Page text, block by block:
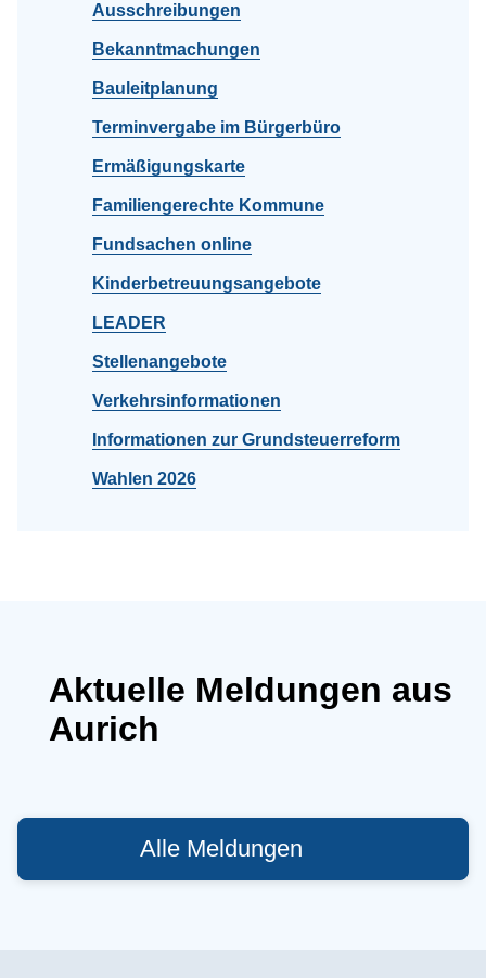
Ausschreibungen
Bekanntmachungen
Bauleitplanung
Terminvergabe im Bürgerbüro
Ermäßigungskarte
Familiengerechte Kommune
Fundsachen online
Kinderbetreuungsangebote
LEADER
Stellenangebote
Verkehrsinformationen
Informationen zur Grundsteuerreform
Wahlen 2026
Aktuelle Meldungen aus
Aurich
Alle Meldungen